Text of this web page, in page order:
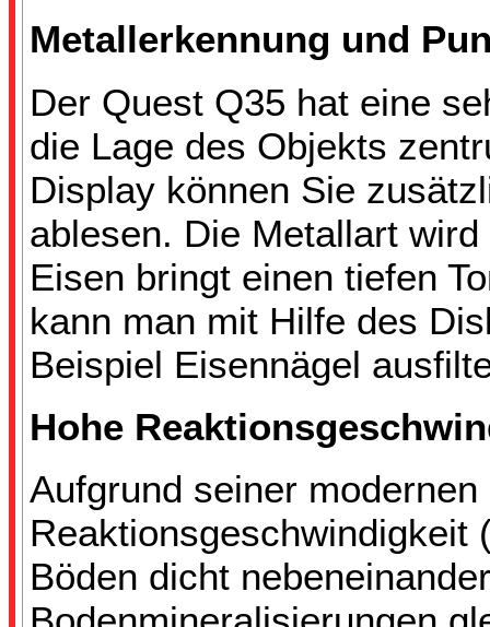
Metallerkennung und
Der Quest Q35 hat eine
die Lage des Objekts
Display können Sie
ablesen. Die Metallart
Eisen bringt einen tiefen
kann man mit Hilfe des
Beispiel Eisennägel
Hohe
Aufgrund seiner
Reaktionsgeschwindigkeit
Böden dicht